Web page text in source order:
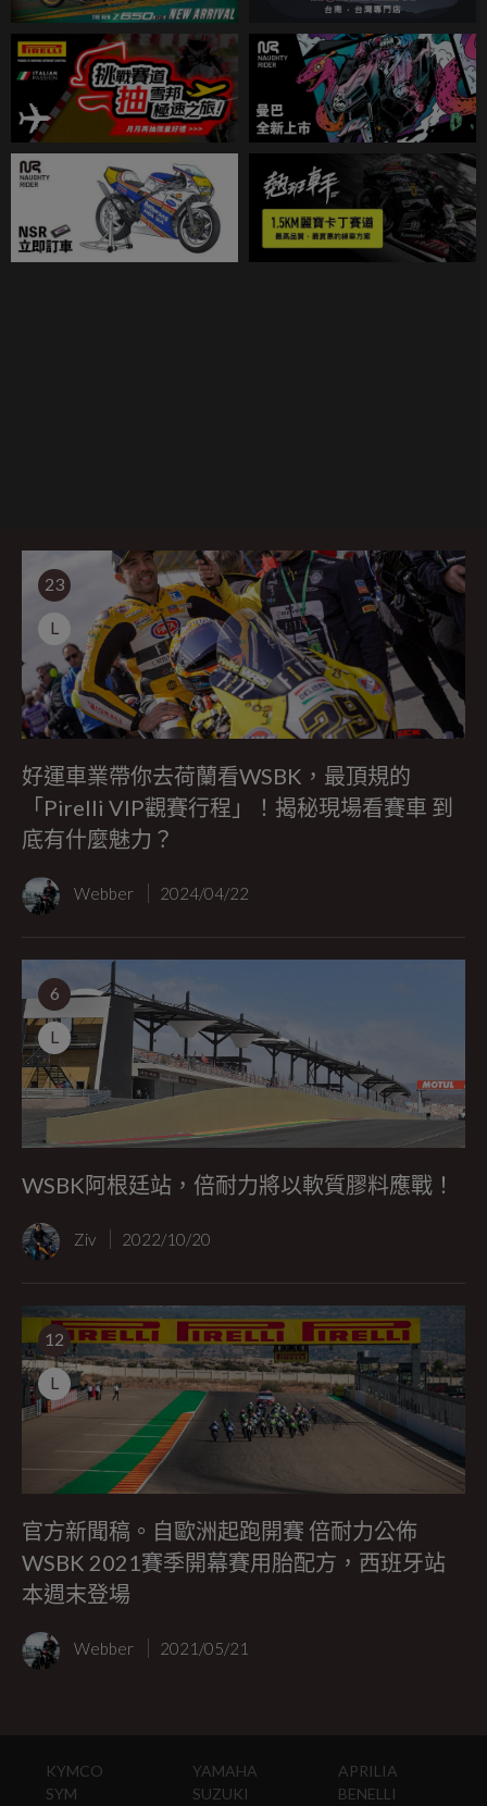
23
L
好運車業帶你去荷蘭看WSBK，最頂規的
「Pirelli VIP觀賽行程」！揭秘現場看賽車 到
底有什麼魅力？
Webber 2024/04/22
6
L
WSBK阿根廷站，倍耐力將以軟質膠料應戰！
Ziv 2022/10/20
12
L
官方新聞稿。自歐洲起跑開賽 倍耐力公佈
WSBK 2021賽季開幕賽用胎配方，西班牙站
本週末登場
Webber 2021/05/21
KYMCO
SYM
YAMAHA
SUZUKI
APRILIA
BENELLI